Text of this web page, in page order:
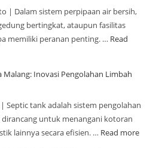
| Dalam sistem perpipaan air bersih,
bertingkat, ataupun fasilitas
memiliki peranan penting. … Read
Malang: Inovasi Pengolahan Limbah
Septic tank adalah sistem pengolahan
untuk menangani kotoran
lainnya secara efisien. … Read more